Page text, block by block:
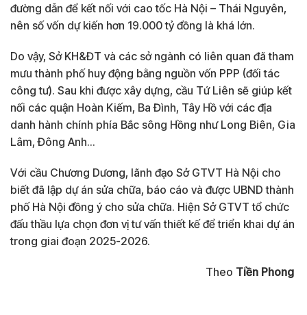
đường dẫn để kết nối với cao tốc Hà Nội – Thái Nguyên,
nên số vốn dự kiến hơn 19.000 tỷ đồng là khá lớn.
Do vậy, Sở KH&ĐT và các sở ngành có liên quan đã tham
mưu thành phố huy động bằng nguồn vốn PPP (đối tác
công tư). Sau khi được xây dựng, cầu Tứ Liên sẽ giúp kết
nối các quận Hoàn Kiếm, Ba Đình, Tây Hồ với các địa
danh hành chính phía Bắc sông Hồng như Long Biên, Gia
Lâm, Đông Anh…
Với cầu Chương Dương, lãnh đạo Sở GTVT Hà Nội cho
biết đã lập dự án sửa chữa, báo cáo và được UBND thành
phố Hà Nội đồng ý cho sửa chữa. Hiện Sở GTVT tổ chức
đấu thầu lựa chọn đơn vị tư vấn thiết kế để triển khai dự án
trong giai đoạn 2025-2026.
Theo Tiền Phong